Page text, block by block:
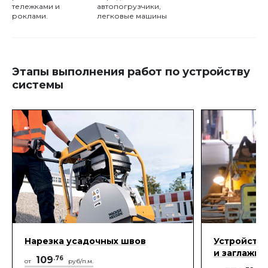
тележками и
роклами.
автопогрузчики,
легковые машины
Этапы выполнения работ по устройству
системы
Нарезка усадочных швов
от 109.76 руб/п.м.
и